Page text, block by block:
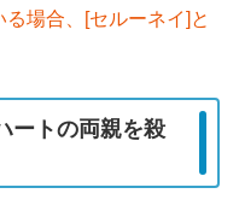
場合、[セルーネイ]と
ートの両親を殺